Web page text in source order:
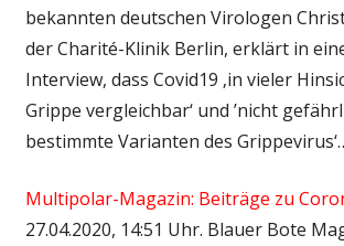
bekannten deutschen Virologen
der Charité-Klinik Berlin, erklärt in
Interview, dass Covid19 ‚in vieler
Grippe vergleichbar‘ und ’nicht
bestimmte Varianten des
Multipolar-Magazin: Beiträge zu
27.04.2020, 14:51 Uhr. Blauer Bote